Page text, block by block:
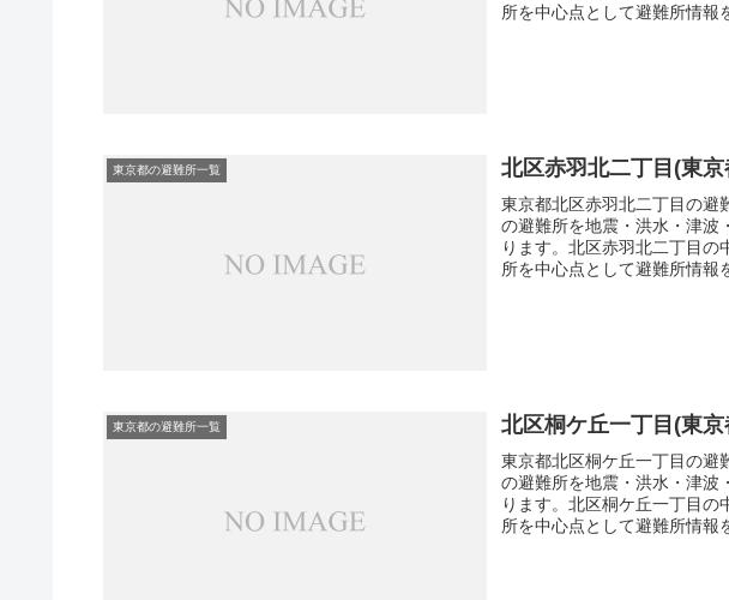
所を中心点として避難所情報
東京都の避難所一覧 北区赤羽北二丁目(東
東京都北区赤羽北二丁目の避
の避難所を地震・洪水・津波
ります。北区赤羽北二丁目
所を中心点として避難所情報
東京都の避難所一覧 北区桐ケ丘一丁目(東
東京都北区桐ケ丘一丁目の避
の避難所を地震・洪水・津波
ります。北区桐ケ丘一丁目
所を中心点として避難所情報